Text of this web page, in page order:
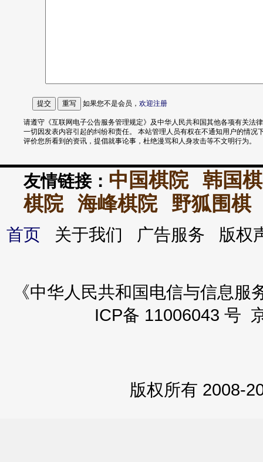
如果您不是会员， 欢迎注册
请遵守《互联网电子公告服务管理规定》及中华人民共和国其他各项有关法
一切因发表内容引起的纠纷和责任。 本站管理人员有权在不通知用户的情况
评价您所看到的资讯，提倡就事论事，杜绝漫骂和人身攻击等不文明行为。
友情链接： 中国棋院
韩国
棋院
海峰棋院 野狐围棋
首页 关于我们 广告服务 版
《中华人民共和国电信与信息
ICP备 11006043 号
版权所有 2008-